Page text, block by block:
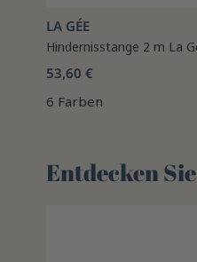
LA GÉE
Hindernisstange 2 m La
53,60 €
6 Farben
Entdecken